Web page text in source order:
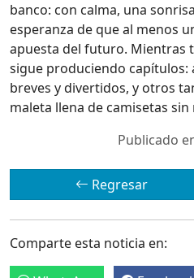
banco: con calma, una
esperanza de que al menos
apuesta del futuro. Mientras
sigue produciendo capítulos:
breves y divertidos, y otros
maleta llena de camisetas
Publicado
Regresar
Comparte esta noticia en: